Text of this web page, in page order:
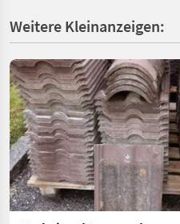
Weitere Kleinanzeigen: